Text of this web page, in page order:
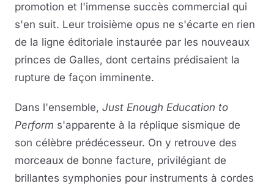
promotion et l'immense succès commercial qui
s'en suit. Leur troisième opus ne s'écarte en rien
de la ligne éditoriale instaurée par les nouveaux
princes de Galles, dont certains prédisaient la
rupture de façon imminente.
Dans l'ensemble, Just Enough Education to
Perform s'apparente à la réplique sismique de
son célèbre prédécesseur. On y retrouve des
morceaux de bonne facture, privilégiant de
brillantes symphonies pour instruments à cordes